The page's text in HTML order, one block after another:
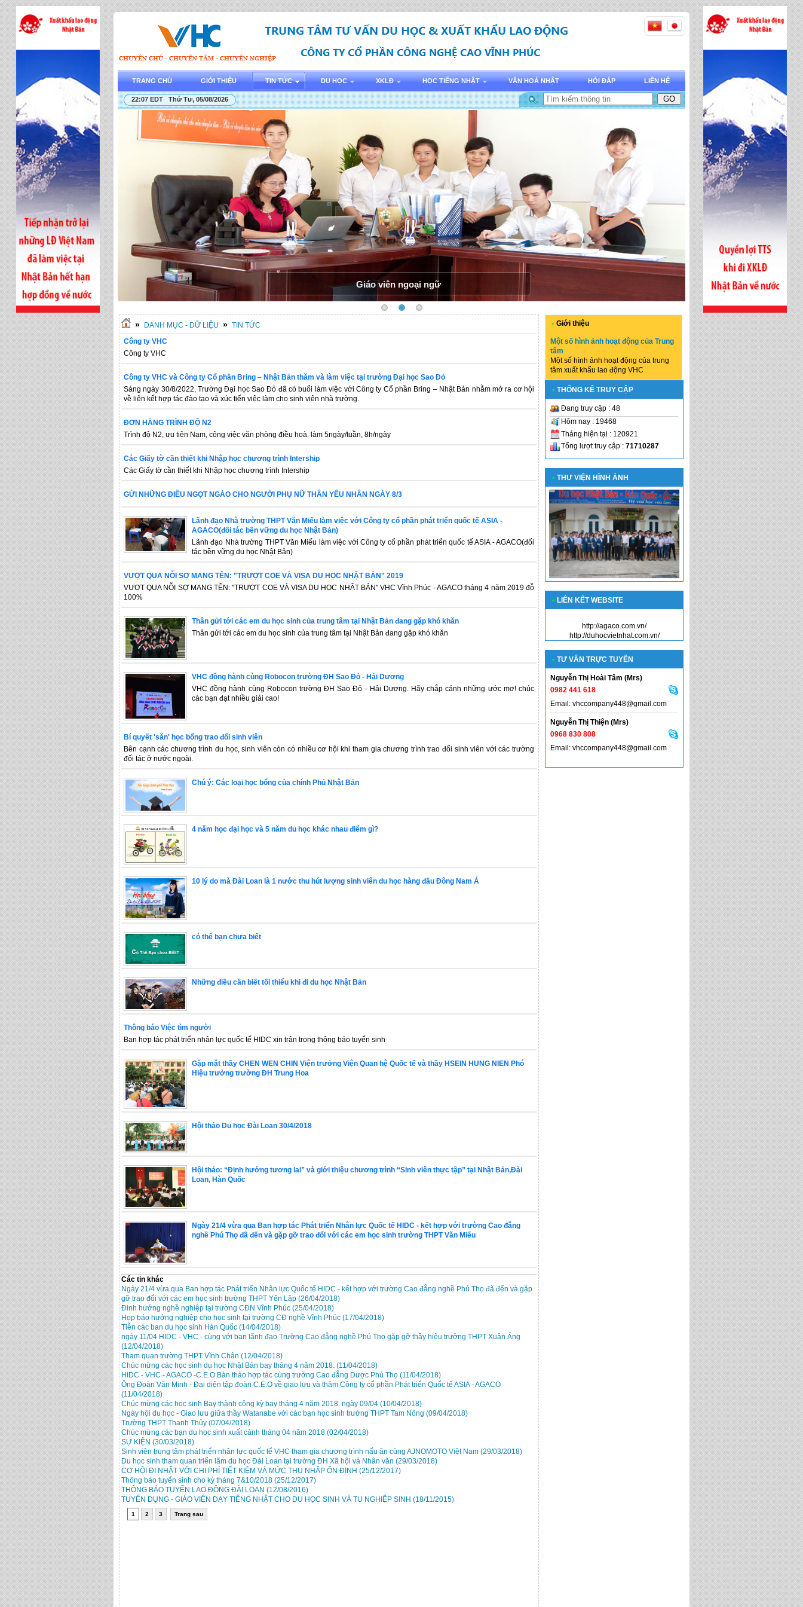
TRANG CHỦ GIỚI THIỆU TIN TỨC DU HỌC XKLĐ HỌC TIẾNG NHẬT VĂN HOÁ NHẬT HỎI ĐÁP LIÊN HỆ
22:07 EDT Thứ Tư, 05/08/2026
Giáo viên ngoại ngữ
» DANH MỤC - DỮ LIỆU » TIN TỨC
Công ty VHC
Công ty VHC
Công ty VHC và Công ty Cổ phần Bring – Nhật Bản thăm và làm việc tại trường Đại học Sao Đỏ
Sáng ngày 30/8/2022, Trường Đại học Sao Đỏ đã có buổi làm việc với Công ty Cổ phần Bring – Nhật Bản nhằm mở ra cơ hội
về liên kết hợp tác đào tạo và xúc tiến việc làm cho sinh viên nhà trường.
ĐƠN HÀNG TRÌNH ĐỘ N2
Trình độ N2, ưu tiên Nam, công việc văn phòng điều hoà. làm 5ngày/tuần, 8h/ngày
Các Giấy tờ cần thiết khi Nhập học chương trình Intership
Các Giấy tờ cần thiết khi Nhập học chương trình Intership
GỬI NHỮNG ĐIỀU NGỌT NGÀO CHO NGƯỜI PHỤ NỮ THÂN YÊU NHÂN NGÀY 8/3
Lãnh đạo Nhà trường THPT Văn Miếu làm việc với Công ty cổ phần phát triển quốc tế ASIA -
AGACO(đối tác bền vững du học Nhật Bản)
Lãnh đạo Nhà trường THPT Văn Miếu làm việc với Công ty cổ phần phát triển quốc tế ASIA - AGACO(đối
tác bền vững du học Nhật Bản)
VƯỢT QUA NỖI SỢ MANG TÊN: "TRƯỢT COE VÀ VISA DU HỌC NHẬT BẢN" 2019
VƯỢT QUA NỖI SỢ MANG TÊN: "TRƯỢT COE VÀ VISA DU HỌC NHẬT BẢN" VHC Vĩnh Phúc - AGACO tháng 4 năm 2019 đỗ
100%
Thân gửi tới các em du học sinh của trung tâm tại Nhật Bản đang gặp khó khăn
Thân gửi tới các em du học sinh của trung tâm tại Nhật Bản đang gặp khó khăn
VHC đồng hành cùng Robocon trường ĐH Sao Đỏ - Hải Dương
VHC đồng hành cùng Robocon trường ĐH Sao Đỏ - Hải Dương. Hãy chắp cánh những ước mơ! chúc
các bạn đạt nhiều giải cao!
Bí quyết 'săn' học bổng trao đổi sinh viên
Bên cạnh các chương trình du học, sinh viên còn có nhiều cơ hội khi tham gia chương trình trao đổi sinh viên với các trường
đối tác ở nước ngoài.
Chú ý: Các loại học bổng của chính Phủ Nhật Bản
4 năm học đại học và 5 năm du học khác nhau điểm gì?
10 lý do mà Đài Loan là 1 nước thu hút lượng sinh viên du học hàng đầu Đông Nam Á
có thể bạn chưa biết
Những điều cần biết tối thiểu khi đi du học Nhật Bản
Thông báo Việc tìm người
Ban hợp tác phát triển nhân lực quốc tế HIDC xin trân trọng thông báo tuyển sinh
Gặp mặt thầy CHEN WEN CHIN Viện trưởng Viện Quan hệ Quốc tế và thầy HSEIN HUNG NIEN Phó
Hiệu trưởng trường ĐH Trung Hoa
Hội thảo Du học Đài Loan 30/4/2018
Hội thảo: “Định hướng tương lai” và giới thiệu chương trình “Sinh viên thực tập” tại Nhật Bản,Đài
Loan, Hàn Quốc
Ngày 21/4 vừa qua Ban hợp tác Phát triển Nhân lực Quốc tế HIDC - kết hợp với trường Cao đẳng
nghề Phú Thọ đã đến và gặp gỡ trao đổi với các em học sinh trường THPT Văn Miếu
Các tin khác
Ngày 21/4 vừa qua Ban hợp tác Phát triển Nhân lực Quốc tế HIDC - kết hợp với trường Cao đẳng nghề Phú Thọ đã đến và gặp
gỡ trao đổi với các em học sinh trường THPT Yên Lập (26/04/2018)
Đinh hướng nghề nghiệp tại trường CĐN Vĩnh Phúc (25/04/2018)
Họp báo hướng nghiệp cho học sinh tại trường CĐ nghề Vĩnh Phúc (17/04/2018)
Tiễn các ban du học sinh Hàn Quốc (14/04/2018)
ngày 11/04 HIDC - VHC - cùng với ban lãnh đạo Trường Cao đẳng nghề Phú Thọ gặp gỡ thầy hiệu trưởng THPT Xuân Áng
(12/04/2018)
Tham quan trường THPT Vĩnh Chân (12/04/2018)
Chúc mừng các học sinh du học Nhật Bản bay tháng 4 năm 2018. (11/04/2018)
HIDC - VHC - AGACO -C.E.O Bàn thảo hợp tác cùng trường Cao đẳng Dược Phú Thọ (11/04/2018)
Ông Đoàn Văn Minh - Đại diện tập đoàn C.E.O về giao lưu và thăm Công ty cổ phần Phát triển Quốc tế ASIA - AGACO
(11/04/2018)
Chúc mừng các học sinh Bay thành công kỳ bay tháng 4 năm 2018. ngày 09/04 (10/04/2018)
Ngày hội du học - Giao lưu giữa thầy Watanabe với các bạn học sinh trường THPT Tam Nông (09/04/2018)
Trường THPT Thanh Thủy (07/04/2018)
Chúc mừng các bạn du học sinh xuất cảnh tháng 04 năm 2018 (02/04/2018)
SỰ KIỆN (30/03/2018)
Sinh viên trung tâm phát triển nhân lực quốc tế VHC tham gia chương trình nấu ăn cùng AJNOMOTO Việt Nam (29/03/2018)
Du học sinh tham quan triển lãm du học Đài Loan tại trường ĐH Xã hội và Nhân văn (29/03/2018)
CƠ HỘI ĐI NHẬT VỚI CHI PHÍ TIẾT KIỆM VÀ MỨC THU NHẬP ỔN ĐỊNH (25/12/2017)
Thông báo tuyển sinh cho kỳ tháng 7&10/2018 (25/12/2017)
THÔNG BÁO TUYỂN LAO ĐỘNG ĐÀI LOAN (12/08/2016)
TUYỂN DỤNG - GIÁO VIÊN DẠY TIẾNG NHẬT CHO DU HỌC SINH VÀ TU NGHIỆP SINH (18/11/2015)
1 2 3 Trang sau
• Giới thiệu
Một số hình ảnh hoạt động của Trung
tâm
Một số hình ảnh hoạt động của trung
tâm xuất khẩu lao động VHC
• THỐNG KÊ TRUY CẬP
Đang truy cập : 48
Hôm nay : 19468
Tháng hiện tại : 120921
Tổng lượt truy cập : 71710287
• THƯ VIỆN HÌNH ẢNH
• LIÊN KẾT WEBSITE
http://agaco.com.vn/
http://duhocvietnhat.com.vn/
• TƯ VẤN TRỰC TUYẾN
Nguyễn Thị Hoài Tâm (Mrs)
0982 441 618
Email: vhccompany448@gmail.com
Nguyễn Thị Thiện (Mrs)
0968 830 808
Email: vhccompany448@gmail.com